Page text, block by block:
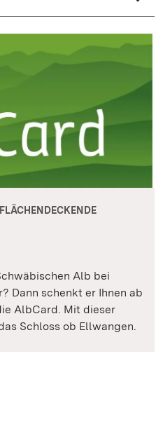
Alb bei
Dann schenkt er Ihnen ab
AlbCard. Mit dieser
Schloss ob Ellwangen.